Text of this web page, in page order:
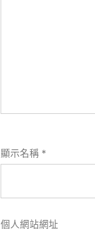
顯示名稱 *
個人網站網址